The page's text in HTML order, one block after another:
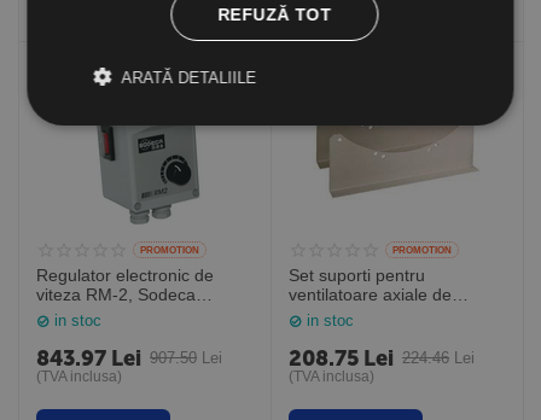
PROMOTION
Regulator electronic de
viteza RM-2, Sodeca
,Spania
in stoc
907.50 Lei
843.97 Lei
(TVA inclusa)
PROMOTION
Set suporti pentru
ventilatoare axiale de
tubulatura PS-25/31
in stoc
224.46 Lei
208.75 Lei
(TVA inclusa)
REFUZĂ TOT
ARATĂ DETALIILE